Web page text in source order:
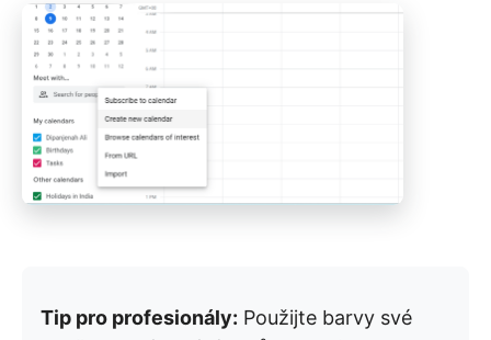
Tip pro profesionály: Použijte barvy své